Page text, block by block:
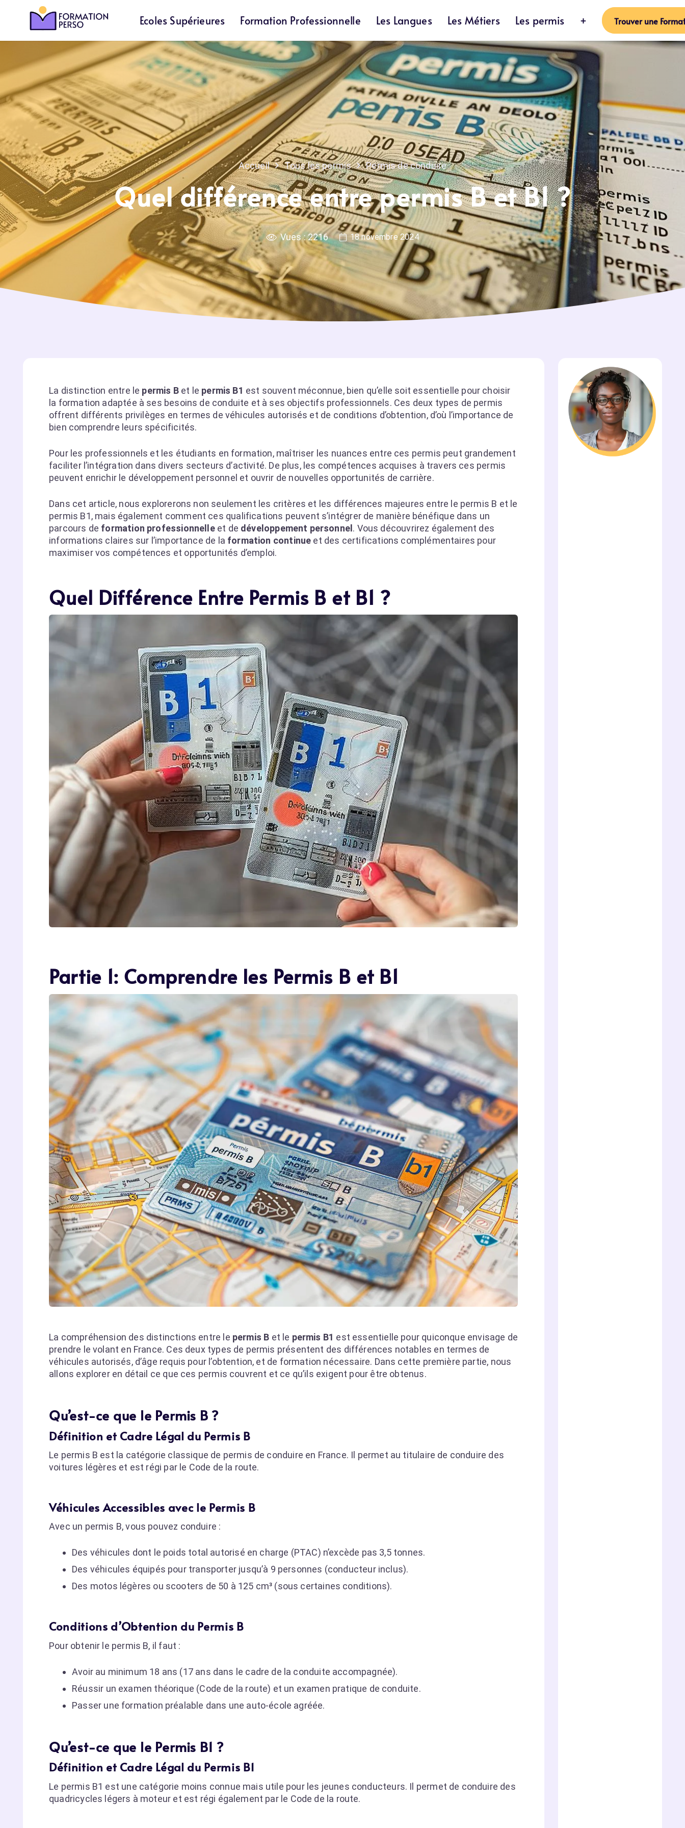
Ecoles Supérieures Formation Professionnelle Les Langues Les Métiers Les permis + Trouver une
Accueil Tous les permis Permis de conduire
Quel différence entre permis B et B1 ?
Vues :2216 18 novembre 2024
La distinction entre le permis Bet le permis B1 est souvent méconnue, bien qu’elle soit essentielle pour choisir
la formation adaptée à ses besoins de conduite et à ses objectifs professionnels. Ces deux types de permis
offrent différents privilèges en termes de véhicules autorisés et de conditions d’obtention, d’où l’importance de
bien comprendre leurs spécificités.
Pour les professionnels et les étudiants en formation, maîtriser les nuances entre ces permis peut grandement
faciliter l’intégration dans divers secteurs d’activité. De plus, les compétences acquises à travers ces permis
peuvent enrichir le développement personnel et ouvrir de nouvelles opportunités de carrière.
Dans cet article, nous explorerons non seulement les critères et les différences majeures entre le permis B et le
permis B1, mais également comment ces qualifications peuvent s’intégrer de manière bénéfique dans un
parcours de formation professionnelleet de développement personnel. Vous découvrirez également des
informations claires sur l’importance de la formation continue et des certifications complémentaires pour
maximiser vos compétences et opportunités d’emploi.
Quel Différence Entre Permis B et B1 ?
Partie 1: Comprendre les Permis B et B1
La compréhension des distinctions entre le permis B et le permis B1 est essentielle pour quiconque envisage de
prendre le volant en France. Ces deux types de permis présentent des différences notables en termes de
véhicules autorisés, d’âge requis pour l’obtention, et de formation nécessaire. Dans cette première partie, nous
allons explorer en détail ce que ces permis couvrent et ce qu’ils exigent pour être obtenus.
Qu’est-ce que le Permis B ?
Définition et Cadre Légal du Permis B
Le permis B est la catégorie classique de permis de conduire en France. Il permet au titulaire de conduire des
voitures légères et est régi par le Code de la route.
Véhicules Accessibles avec le Permis B
Avec un permis B, vous pouvez conduire :
Des véhicules dont le poids total autorisé en charge (PTAC) n’excède pas 3,5 tonnes.
Des véhicules équipés pour transporter jusqu’à 9 personnes (conducteur inclus).
Des motos légères ou scooters de 50 à 125 cm³ (sous certaines conditions).
Conditions d’Obtention du Permis B
Pour obtenir le permis B, il faut :
Avoir au minimum 18 ans (17 ans dans le cadre de la conduite accompagnée).
Réussir un examen théorique (Code de la route) et un examen pratique de conduite.
Passer une formation préalable dans une auto-école agréée.
Qu’est-ce que le Permis B1 ?
Définition et Cadre Légal du Permis B1
Le permis B1 est une catégorie moins connue mais utile pour les jeunes conducteurs. Il permet de conduire des
quadricycles légers à moteur et est régi également par le Code de la route.